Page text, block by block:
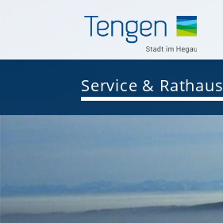
Service & Rathaus